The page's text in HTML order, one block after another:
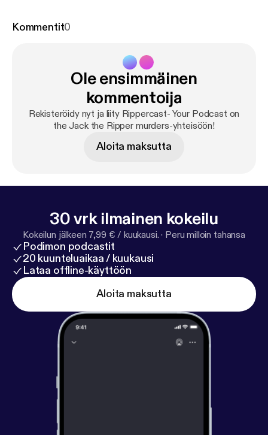
Kommentit0
Ole ensimmäinen
kommentoija
Rekisteröidy nyt ja liity Rippercast- Your Podcast on
the Jack the Ripper murders-yhteisöön!
Aloita maksutta
30 vrk ilmainen kokeilu
Kokeilun jälkeen 7,99 € / kuukausi. · Peru milloin tahansa
Podimon podcastit
20 kuunteluaikaa / kuukausi
Lataa offline-käyttöön
Aloita maksutta